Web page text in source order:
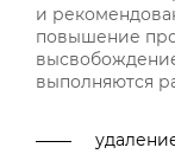
и
повышение
выполняются